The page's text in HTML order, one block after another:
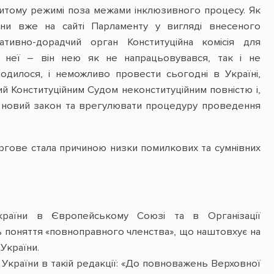
режимі поза межами інклюзивного процесу. Як
вже на сайті Парламенту у вигляді внесеного
дорадчий орган Конституційна комісія для
неї – він нею як не напрацьовувався, так і не
і неможливо провести сьогодні в Україні,
Судом неконституційним повністю і,
новий закон та врегулювати процедуру проведення
стала причиною низки помилкових та сумнівних
в Європейському Союзі та в Організації
поняття «повноправного членства», що наштовхує на
в такій редакції: «До повноважень Верховної